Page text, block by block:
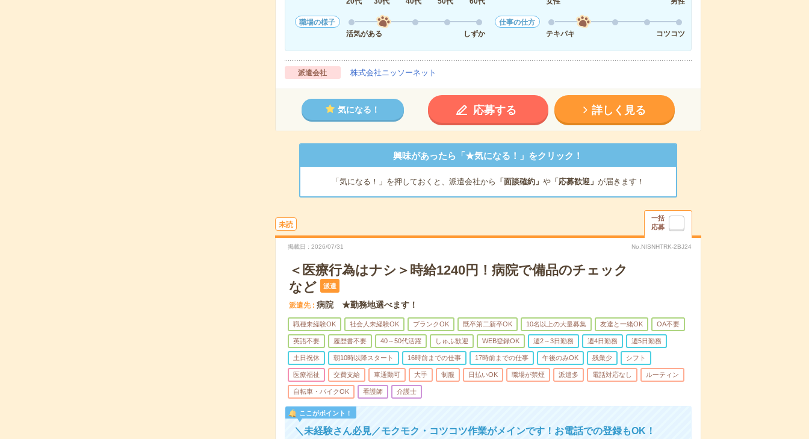
職場の様子
活気がある
しずか
仕事の仕方
テキパキ
コツコツ
派遣会社 株式会社ニッソーネット
気になる！ 応募する 詳しく見る
興味があったら「★気になる！」をクリック！
「気になる！」を押しておくと、派遣会社から 「面談確約」 や「応募歓迎」 が届きます！
未読
一括
応募
掲載日 2026/07/31 No.NISNHTRK-2BJ24
＜医療行為はナシ＞時給1240円！病院で備品のチェック
など
派遣
派遣先 病院 ★勤務地選べます！
職種未経験OK 社会人未経験OK ブランクOK 既卒第二新卒OK 10名以上の大量募集 友達と一緒OK OA不要
英語不要 履歴書不要 40～50代活躍 しゅふ歓迎 WEB登録OK 週2～3日勤務 週4日勤務 週5日勤務
土日祝休 朝10時以降スタート 16時前までの仕事 17時前までの仕事 午後のみOK 残業少 シフト
医療福祉 交費支給 車通勤可 大手 制服 日払いOK 職場が禁煙 派遣多 電話対応なし ルーティン
自転車・バイクOK 看護師 介護士
ここがポイント！
＼未経験さん必見／モクモク・コツコツ作業がメインです！お電話での登録もOK！